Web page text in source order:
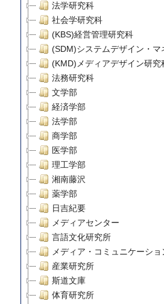
法学研究科
社会学研究科
(KBS)経営管理研究科
(SDM)システムデザイン・マ
(KMD)メディアデザイン研究
法務研究科
文学部
経済学部
法学部
商学部
医学部
理工学部
湘南藤沢
薬学部
日吉紀要
メディアセンター
言語文化研究所
メディア・コミュニケーショ
産業研究所
斯道文庫
体育研究所